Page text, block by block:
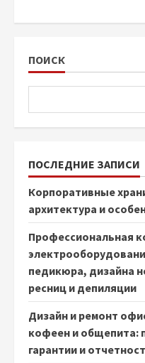
ПОИСК
ПОСЛЕДНИЕ ЗАПИСИ
Корпоративные
архитектура и
Профессиональная
педикюра, дизайна
ресниц и депиляции
Дизайн и ремонт
кофеен и общепита:
гарантии и